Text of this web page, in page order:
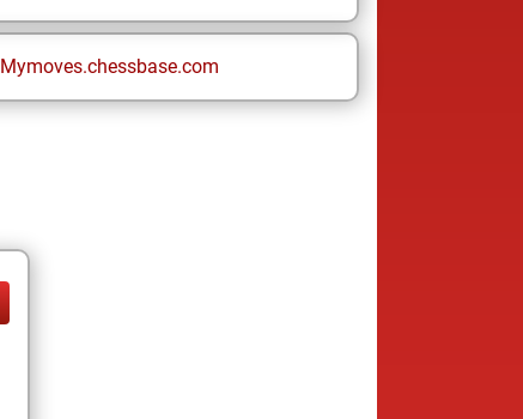
Mymoves.chessbase.com